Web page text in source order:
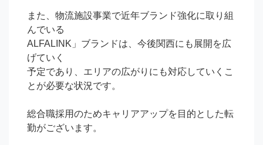
また、物流施設事業で近年ブランド強化に取り組
んでいる
ALFALINK」ブランドは、今後関西にも展開を広
げていく
予定であり、エリアの広がりにも対応していくこ
とが必要な状況です。
総合職採用のためキャリアアップを目的とした転
勤がございます。